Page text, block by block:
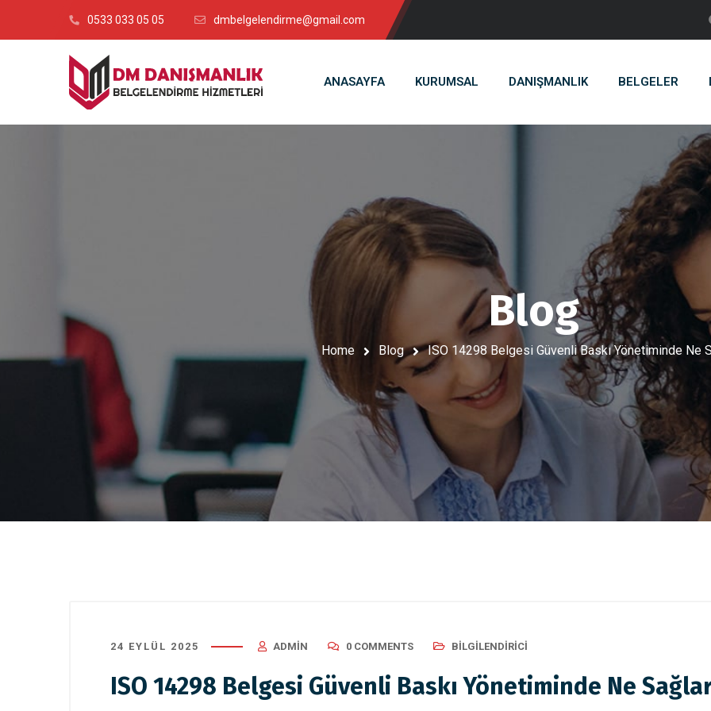
0533 033 05 05 dmbelgelendirme@gmail.com
ANASAYFA KURUMSAL DANIŞMANLIK BELGELER
Blog
Home Blog ISO 14298 Belgesi Güvenli Baskı Yönetiminde Ne
24 EYLÜL 2025 ADMIN 0 COMMENTS BILGILENDIRICI
ISO 14298 Belgesi Güvenli Baskı Yönetiminde Ne